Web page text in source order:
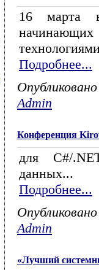
16 марта
начинающих
Подробнее...
Admin
Конференция
для C#/
данных...
Подробнее...
Admin
«Лучший